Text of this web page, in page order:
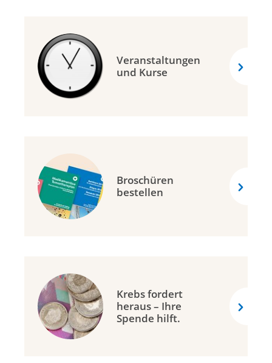
Veranstaltungen
und Kurse
Broschüren
bestellen
Krebs fordert
heraus – Ihre
Spende hilft.